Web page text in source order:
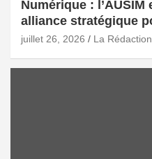
Numérique : l’AUSIM
alliance stratégique
l’écosystème digital
juillet 26, 2026 La Rédaction